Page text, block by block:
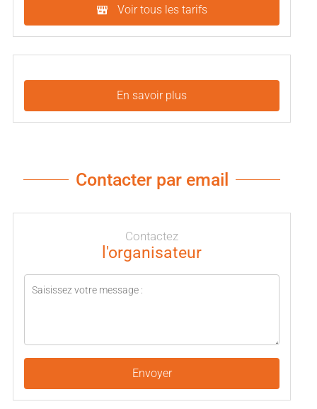
Voir tous les tarifs
En savoir plus
Contacter par email
Contactez
l'organisateur
Envoyer